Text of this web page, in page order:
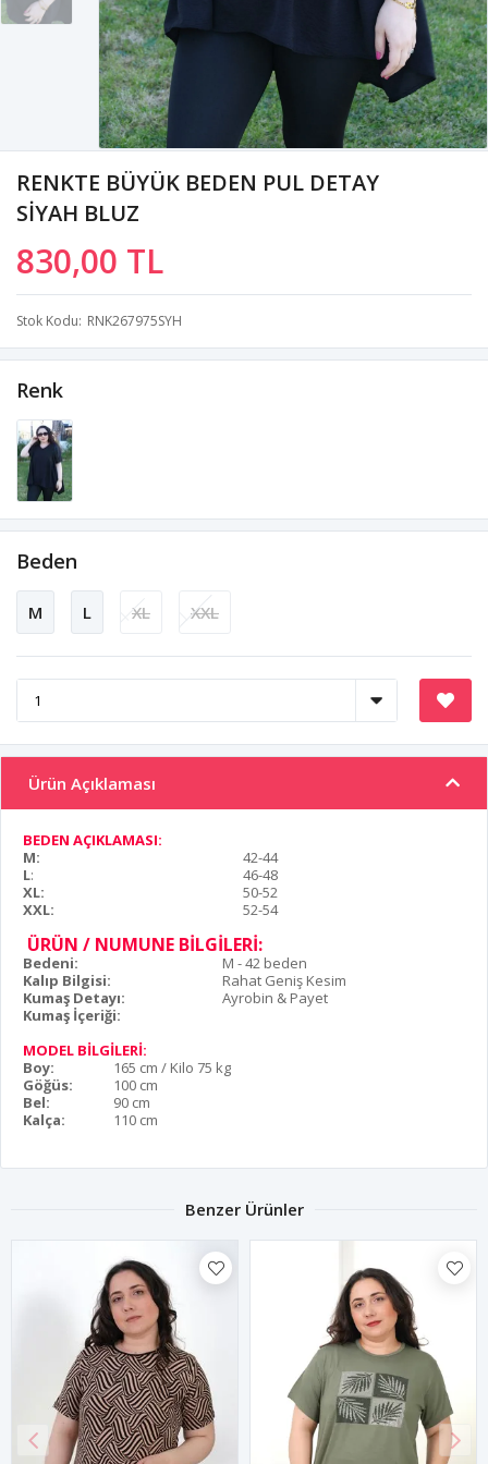
RENKTE BÜYÜK BEDEN PUL DETAY
SİYAH BLUZ
830,00 TL
Stok Kodu RNK267975SYH
Renk
Beden
M L XL XXL
Ürün Açıklaması
BEDEN AÇIKLAMASI:
M:
42-44
L:
46-48
XL:
50-52
XXL:
52-54
ÜRÜN / NUMUNE BİLGİLERİ:
Bedeni:
M - 42 beden
Kalıp Bilgisi:
Rahat Geniş Kesim
Kumaş Detayı:
Ayrobin & Payet
Kumaş İçeriği:
MODEL BİLGİLERİ:
Boy:
165 cm / Kilo 75 kg
Göğüs:
100 cm
Bel:
90 cm
Kalça:
110 cm
Benzer Ürünler